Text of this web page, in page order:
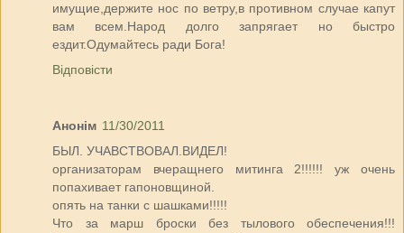
имущие,держите нос по ветру,в противном случае капут
вам всем.Народ долго запрягает но быстро
ездит.Одумайтесь ради Бога!
Відповісти
Анонім 11/30/2011
БЫЛ. УЧАВСТВОВАЛ.ВИДЕЛ!
организаторам вчеращнего митинга 2!!!!!! уж очень
попахивает гапоновщиной.
опять на танки с шашками!!!!!
Что за марш броски без тылового обеспечения!!!